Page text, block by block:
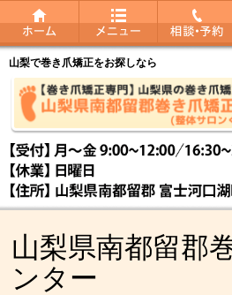
山梨で巻き爪矯正をお探しなら
山梨県南都留郡
ンター